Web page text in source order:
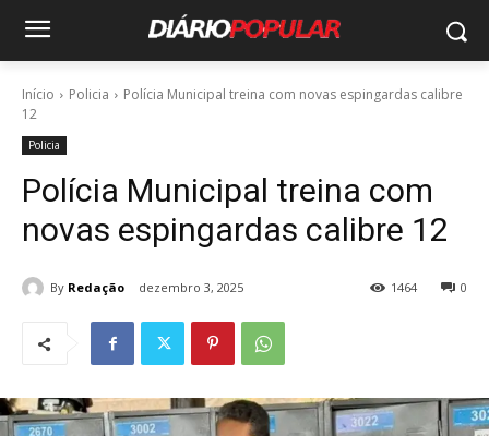
Início Policia
Polícia Municipal treina com novas espingardas calibre
12
Policia
Polícia Municipal treina com
novas espingardas calibre 12
By Redação dezembro 3, 2025 0
1464